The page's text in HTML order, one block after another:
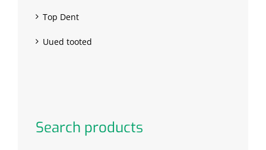
Top Dent
Uued tooted
Search products